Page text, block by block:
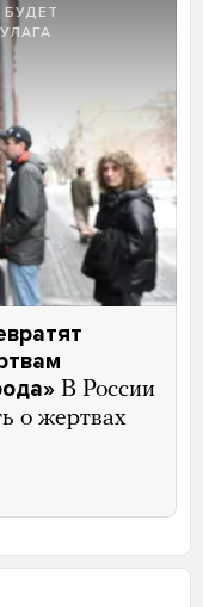
В России
о жертвах